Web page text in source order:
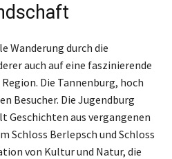
Wanderung durch die
auch auf eine faszinierende
Die Tannenburg, hoch
Besucher. Die Jugendburg
aus vergangenen
Schloss Berlepsch und Schloss
von Kultur und Natur, die